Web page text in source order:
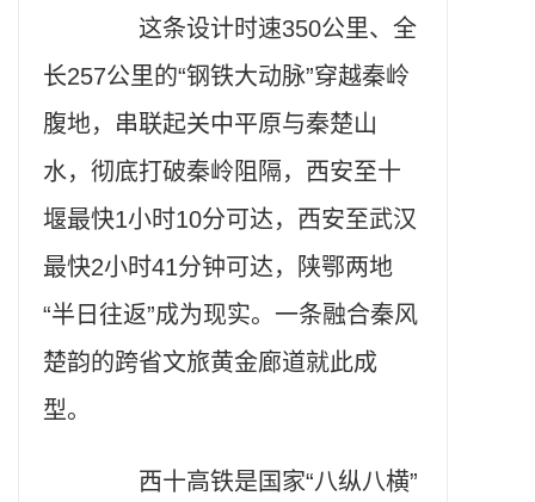
这条设计时速350公里、全
长257公里的“钢铁大动脉”穿越秦岭
腹地，串联起关中平原与秦楚山
水，彻底打破秦岭阻隔，西安至十
堰最快1小时10分可达，西安至武汉
最快2小时41分钟可达，陕鄂两地
“半日往返”成为现实。一条融合秦风
楚韵的跨省文旅黄金廊道就此成
型。
西十高铁是国家“八纵八横”